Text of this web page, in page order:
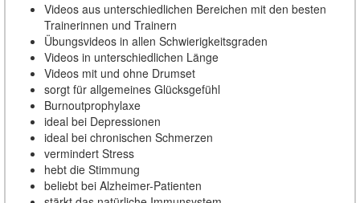
Videos aus unterschiedlichen Bereichen mit den besten
Trainerinnen und Trainern
Übungsvideos in allen Schwierigkeitsgraden
Videos in unterschiedlichen Länge
Videos mit und ohne Drumset
sorgt für allgemeines Glücksgefühl
Burnoutprophylaxe
ideal bei Depressionen
ideal bei chronischen Schmerzen
vermindert Stress
hebt die Stimmung
beliebt bei Alzheimer-Patienten